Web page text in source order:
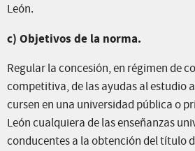
León.
c) Objetivos de la norma.
Regular la concesión, en régimen de
competitiva, de las ayudas al estudio
cursen en una universidad pública o
León cualquiera de las enseñanzas
conducentes a la obtención del título